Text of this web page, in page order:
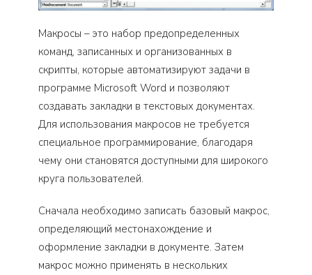
Макросы – это набор предопределенных
команд, записанных и организованных в
скрипты, которые автоматизируют задачи в
программе Microsoft Word и позволяют
создавать закладки в текстовых документах.
Для использования макросов не требуется
специальное программирование, благодаря
чему они становятся доступными для широкого
круга пользователей.
Сначала необходимо записать базовый макрос,
определяющий местонахождение и
оформление закладки в документе. Затем
макрос можно применять в нескольких